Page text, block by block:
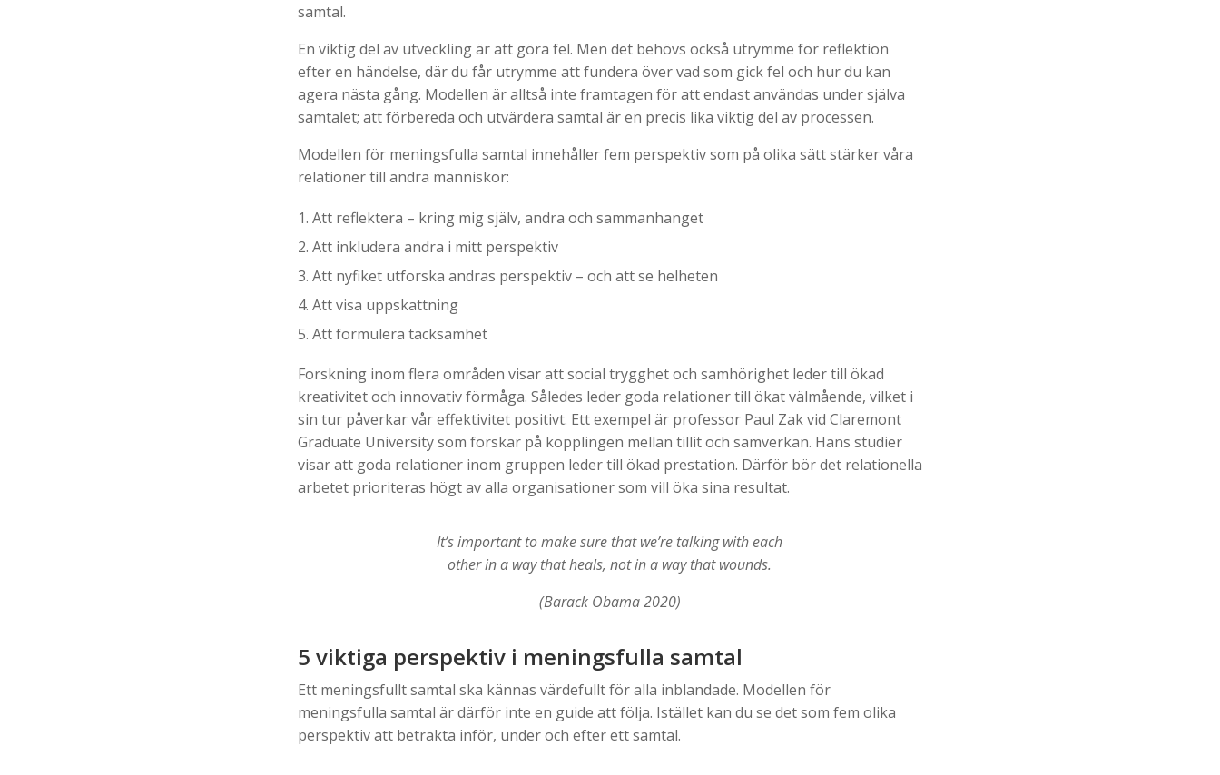
samtal.
En viktig del av utveckling är att göra fel. Men det behövs också utrymme för reflektion
efter en händelse, där du får utrymme att fundera över vad som gick fel och hur du kan
agera nästa gång. Modellen är alltså inte framtagen för att endast användas under själva
samtalet; att förbereda och utvärdera samtal är en precis lika viktig del av processen.
Modellen för meningsfulla samtal innehåller fem perspektiv som på olika sätt stärker våra
relationer till andra människor:
Att reflektera – kring mig själv, andra och sammanhanget
Att inkludera andra i mitt perspektiv
Att nyfiket utforska andras perspektiv – och att se helheten
Att visa uppskattning
Att formulera tacksamhet
Forskning inom flera områden visar att social trygghet och samhörighet leder till ökad
kreativitet och innovativ förmåga. Således leder goda relationer till ökat välmående, vilket i
sin tur påverkar vår effektivitet positivt. Ett exempel är professor Paul Zak vid Claremont
Graduate University som forskar på kopplingen mellan tillit och samverkan. Hans studier
visar att goda relationer inom gruppen leder till ökad prestation. Därför bör det relationella
arbetet prioriteras högt av alla organisationer som vill öka sina resultat.
It’s important to make sure that we’re talking with each
other in a way that heals, not in a way that wounds.
(Barack Obama 2020)
5 viktiga perspektiv i meningsfulla samtal
Ett meningsfullt samtal ska kännas värdefullt för alla inblandade. Modellen för
meningsfulla samtal är därför inte en guide att följa. Istället kan du se det som fem olika
perspektiv att betrakta inför, under och efter ett samtal.